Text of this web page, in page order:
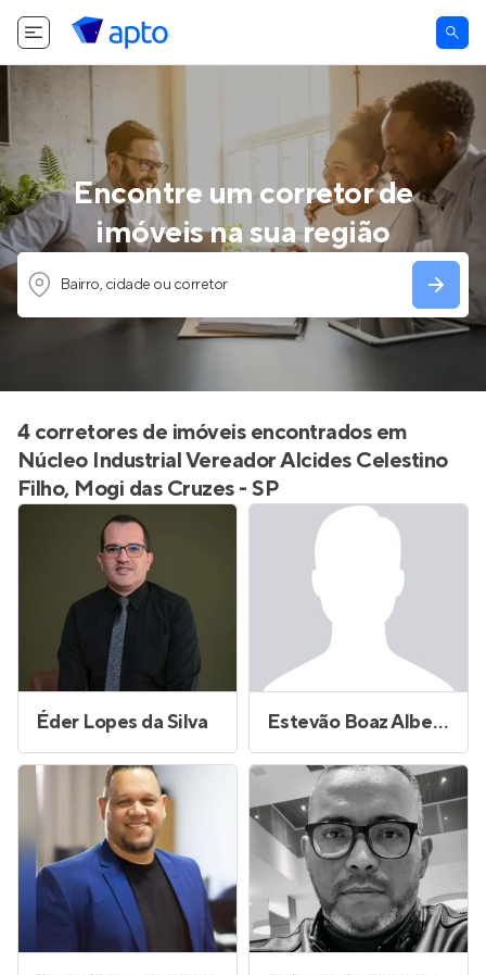
Encontre um corretor de
imóveis na sua região
Bairro, cidade ou corretor
4 corretores de imóveis encontrados em
Núcleo Industrial Vereador Alcides Celestino
Filho, Mogi das Cruzes - SP
Éder Lopes da Silva Estevão Boaz Alberto de Souza